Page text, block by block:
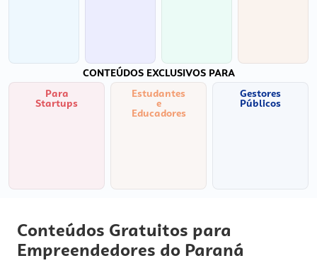
CONTEÚDOS EXCLUSIVOS PARA
Para
Startups
Estudantes
e
Educadores
Gestores
Públicos
Conteúdos Gratuitos para
Empreendedores do Paraná